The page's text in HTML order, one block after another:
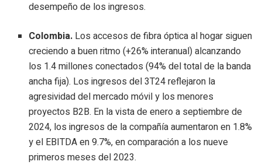
desempeño de los ingresos.
Colombia. Los accesos de fibra óptica al hogar siguen
creciendo a buen ritmo (+26% interanual) alcanzando
los 1.4 millones conectados (94% del total de la banda
ancha fija). Los ingresos del 3T24 reflejaron la
agresividad del mercado móvil y los menores
proyectos B2B. En la vista de enero a septiembre de
2024, los ingresos de la compañía aumentaron en 1.8%
y el EBITDA en 9.7%, en comparación a los nueve
primeros meses del 2023.